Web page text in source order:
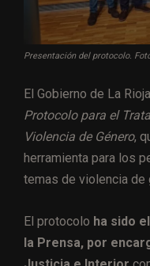
Presentación del protocolo.
El Gobierno de La
Protocolo para el
Violencia de Género,
herramienta para los
temas de violencia de
El protocolo ha sido
la Prensa, por